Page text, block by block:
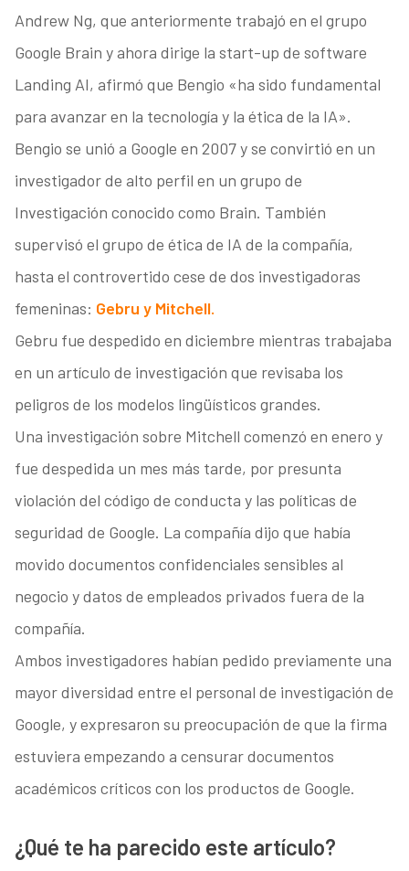
Andrew Ng, que anteriormente trabajó en el grupo
Google Brain y ahora dirige la start-up de software
Landing AI, afirmó que Bengio «ha sido fundamental
para avanzar en la tecnología y la ética de la IA».
Bengio se unió a Google en 2007 y se convirtió en un
investigador de alto perfil en un grupo de
Investigación conocido como Brain. También
supervisó el grupo de ética de IA de la compañía,
hasta el controvertido cese de dos investigadoras
femeninas: Gebru y Mitchell.
Gebru fue despedido en diciembre mientras trabajaba
en un artículo de investigación que revisaba los
peligros de los modelos lingüísticos grandes.
Una investigación sobre Mitchell comenzó en enero y
fue despedida un mes más tarde, por presunta
violación del código de conducta y las políticas de
seguridad de Google. La compañía dijo que había
movido documentos confidenciales sensibles al
negocio y datos de empleados privados fuera de la
compañía.
Ambos investigadores habían pedido previamente una
mayor diversidad entre el personal de investigación de
Google, y expresaron su preocupación de que la firma
estuviera empezando a censurar documentos
académicos críticos con los productos de Google.
¿Qué te ha parecido este artículo?